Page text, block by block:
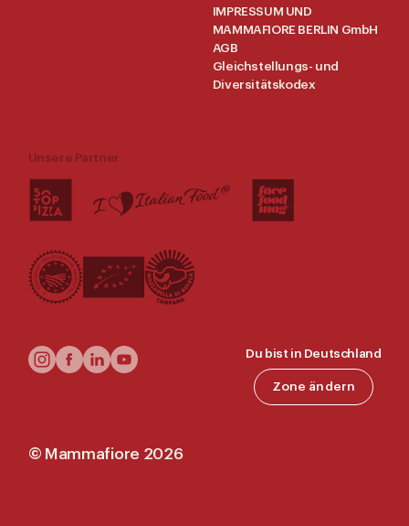
IMPRESSUM UND
MAMMAFIORE BERLIN GmbH
AGB
Gleichstellungs- und
Diversitätskodex
Unsere Partner
© Mammafiore 2026
Follow
Du bist in Deutschland
Zone ändern